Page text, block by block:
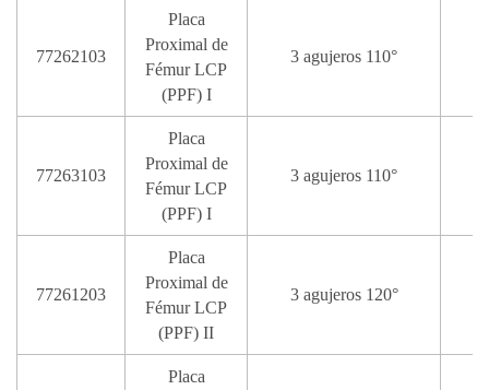
77262103
Placa
Proximal de
Fémur LCP
(PPF) I
3 agujeros 110°
77263103
Placa
Proximal de
Fémur LCP
(PPF) I
3 agujeros 110°
77261203
Placa
Proximal de
Fémur LCP
(PPF) II
3 agujeros 120°
Placa